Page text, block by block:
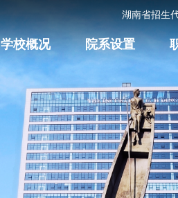
湖南省招生
学校概况 院系设置